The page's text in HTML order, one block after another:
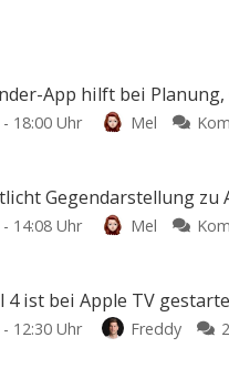
App hilft bei
18:00 Uhr Mel
Gegendarstellung zu
14:08 Uhr Mel
4 ist bei Apple TV
12:30 Uhr Freddy